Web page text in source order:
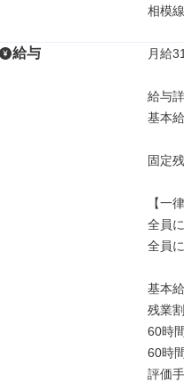
相模
給与 月給
給与
基本
固定
【一
全員
全員
基本
残業
60時
60時
評価